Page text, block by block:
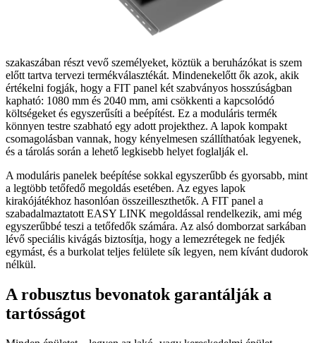
szakaszában részt vevő személyeket, köztük a beruházókat is szem
előtt tartva tervezi termékválasztékát. Mindenekelőtt ők azok, akik
értékelni fogják, hogy a FIT panel két szabványos hosszúságban
kapható: 1080 mm és 2040 mm, ami csökkenti a kapcsolódó
költségeket és egyszerűsíti a beépítést. Ez a moduláris termék
könnyen testre szabható egy adott projekthez. A lapok kompakt
csomagolásban vannak, hogy kényelmesen szállíthatóak legyenek,
és a tárolás során a lehető legkisebb helyet foglalják el.
A moduláris panelek beépítése sokkal egyszerűbb és gyorsabb, mint
a legtöbb tetőfedő megoldás esetében. Az egyes lapok
kirakójátékhoz hasonlóan összeilleszthetők. A FIT panel a
szabadalmaztatott EASY LINK megoldással rendelkezik, ami még
egyszerűbbé teszi a tetőfedők számára. Az alsó domborzat sarkában
lévő speciális kivágás biztosítja, hogy a lemezrétegek ne fedjék
egymást, és a burkolat teljes felülete sík legyen, nem kívánt dudorok
nélkül.
A robusztus bevonatok garantálják a
tartósságot